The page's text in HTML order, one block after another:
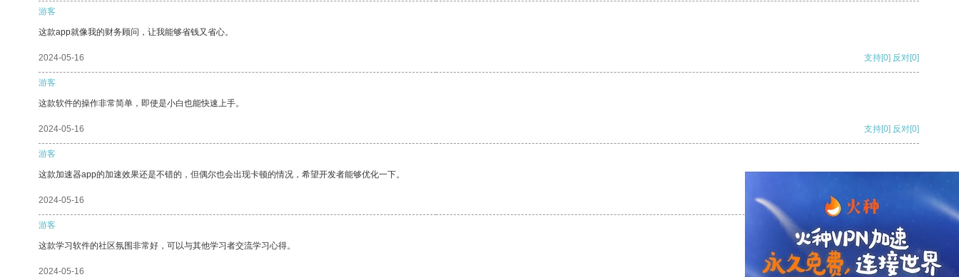
游客
这款app就像我的财务顾问，让我能够省钱又省心。
2024-05-16 支持[0] 反对[0]
游客
这款软件的操作非常简单，即使是小白也能快速上手。
2024-05-16 支持[0] 反对[0]
游客
这款加速器app的加速效果还是不错的，但偶尔也会出现卡顿的情况，希望开发者能够优化一下。
2024-05-16 支持
游客
这款学习软件的社区氛围非常好，可以与其他学习者交流学习心得。
2024-05-16 支持[0] 反对[0]